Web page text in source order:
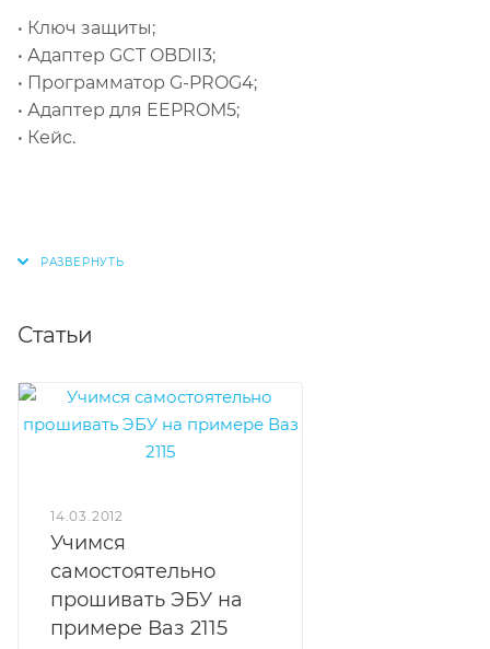
• Ключ защиты;
• Адаптер GCT OBDII3;
• Программатор G-PROG4;
• Адаптер для EEPROM5;
• Кейс.
Статьи
14.03.2012
Учимся
самостоятельно
прошивать ЭБУ на
примере Ваз 2115